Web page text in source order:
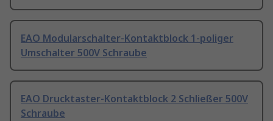
EAO Modularschalter-Kontaktblock 1-poliger
Umschalter 500V Schraube
EAO Drucktaster-Kontaktblock 2 Schließer 500V
Schraube